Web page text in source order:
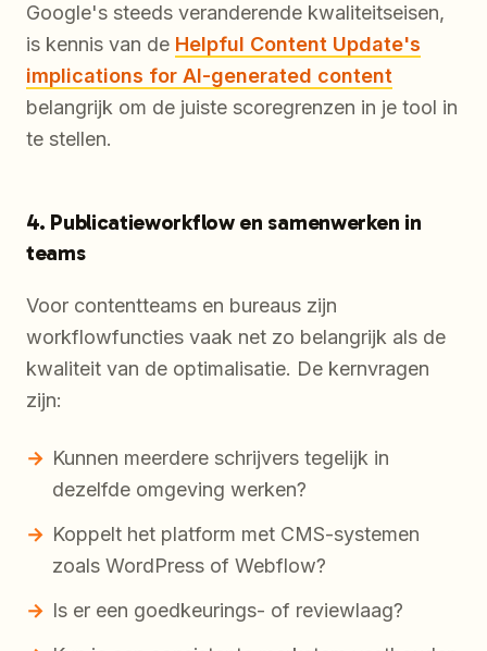
Google's steeds veranderende kwaliteitseisen,
is kennis van de Helpful Content Update's
implications for AI-generated content
belangrijk om de juiste scoregrenzen in je tool in
te stellen.
4. Publicatieworkflow en samenwerken in
teams
Voor contentteams en bureaus zijn
workflowfuncties vaak net zo belangrijk als de
kwaliteit van de optimalisatie. De kernvragen
zijn:
Kunnen meerdere schrijvers tegelijk in
dezelfde omgeving werken?
Koppelt het platform met CMS-systemen
zoals WordPress of Webflow?
Is er een goedkeurings- of reviewlaag?